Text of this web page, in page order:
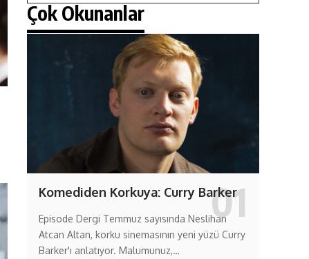
Çok Okunanlar
Komediden Korkuya: Curry Barker
Episode Dergi Temmuz sayısında Neslihan
Atcan Altan, korku sinemasının yeni yüzü Curry
Barker'ı anlatıyor. Malumunuz,…